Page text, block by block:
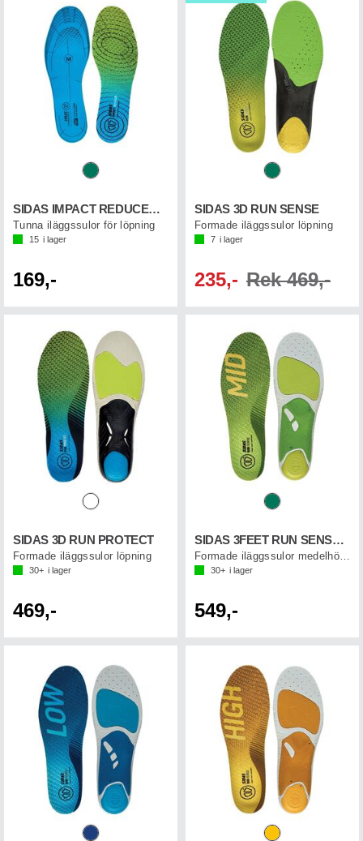
SIDAS IMPACT REDUCER DUAL FOAM
Tunna iläggssulor för löpning
15 i lager
169,-
SIDAS 3D RUN SENSE
Formade iläggssulor löpning
7 i lager
235,- Rek 469,-
SIDAS 3D RUN PROTECT
Formade iläggssulor löpning
30+ i lager
469,-
SIDAS 3FEET RUN SENSE MID
Formade iläggssulor medelhögt fotvalv
30+ i lager
549,-